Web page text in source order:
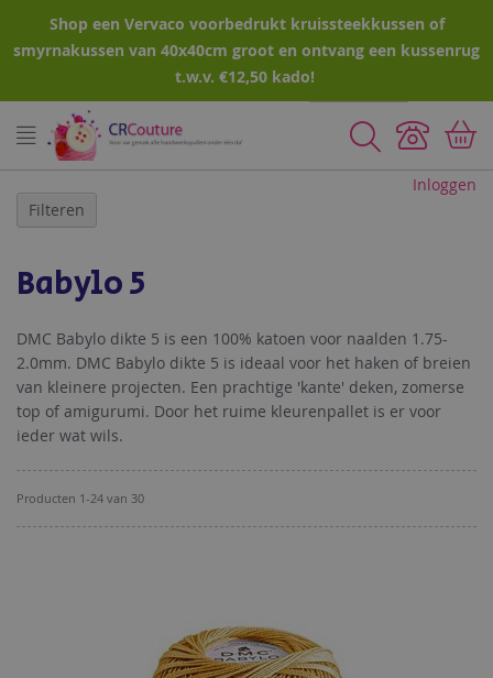
Shop een Vervaco voorbedrukt kruissteekkussen of
smyrnakussen van 40x40cm groot en ontvang een kussenrug
t.w.v. €12,50 kado!
Zoeken
Inloggen
Babylo 5
DMC Babylo dikte 5 is een 100% katoen voor naalden 1.75-
2.0mm. DMC Babylo dikte 5 is ideaal voor het haken of breien
van kleinere projecten. Een prachtige 'kante' deken, zomerse
top of amigurumi. Door het ruime kleurenpallet is er voor
ieder wat wils.
Producten 1-24 van 30
Filteren